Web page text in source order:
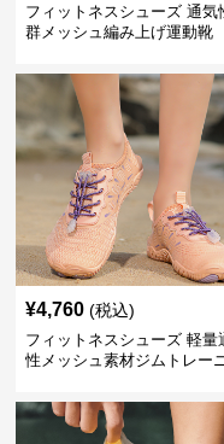
フィットネスシューズ 通気
群メッシュ編み上げ運動靴
¥4,760 (税込)
フィットネスシューズ 軽量
性メッシュ素材ジムトレー